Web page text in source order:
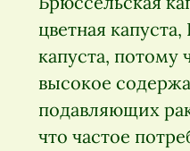
цветная
капуста, потому
высокое
подавляющих
что частое